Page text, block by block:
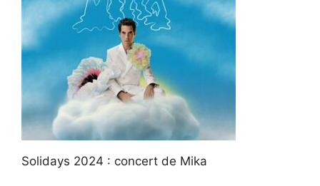
Solidays 2024 : concert de Mika